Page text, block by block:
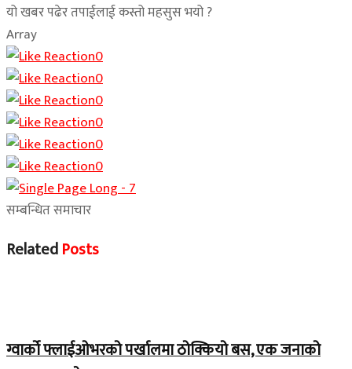
यो खबर पढेर तपाईलाई कस्तो महसुस भयो ?
Array
0
0
0
0
0
0
सम्बन्धित समाचार
RelatedPosts
ग्वार्को फ्लाईओभरको पर्खालमा ठोक्कियो बस, एक जनाको